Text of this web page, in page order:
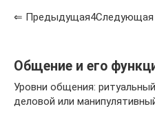
⇐
Общение и его
Уровни общения:
деловой или